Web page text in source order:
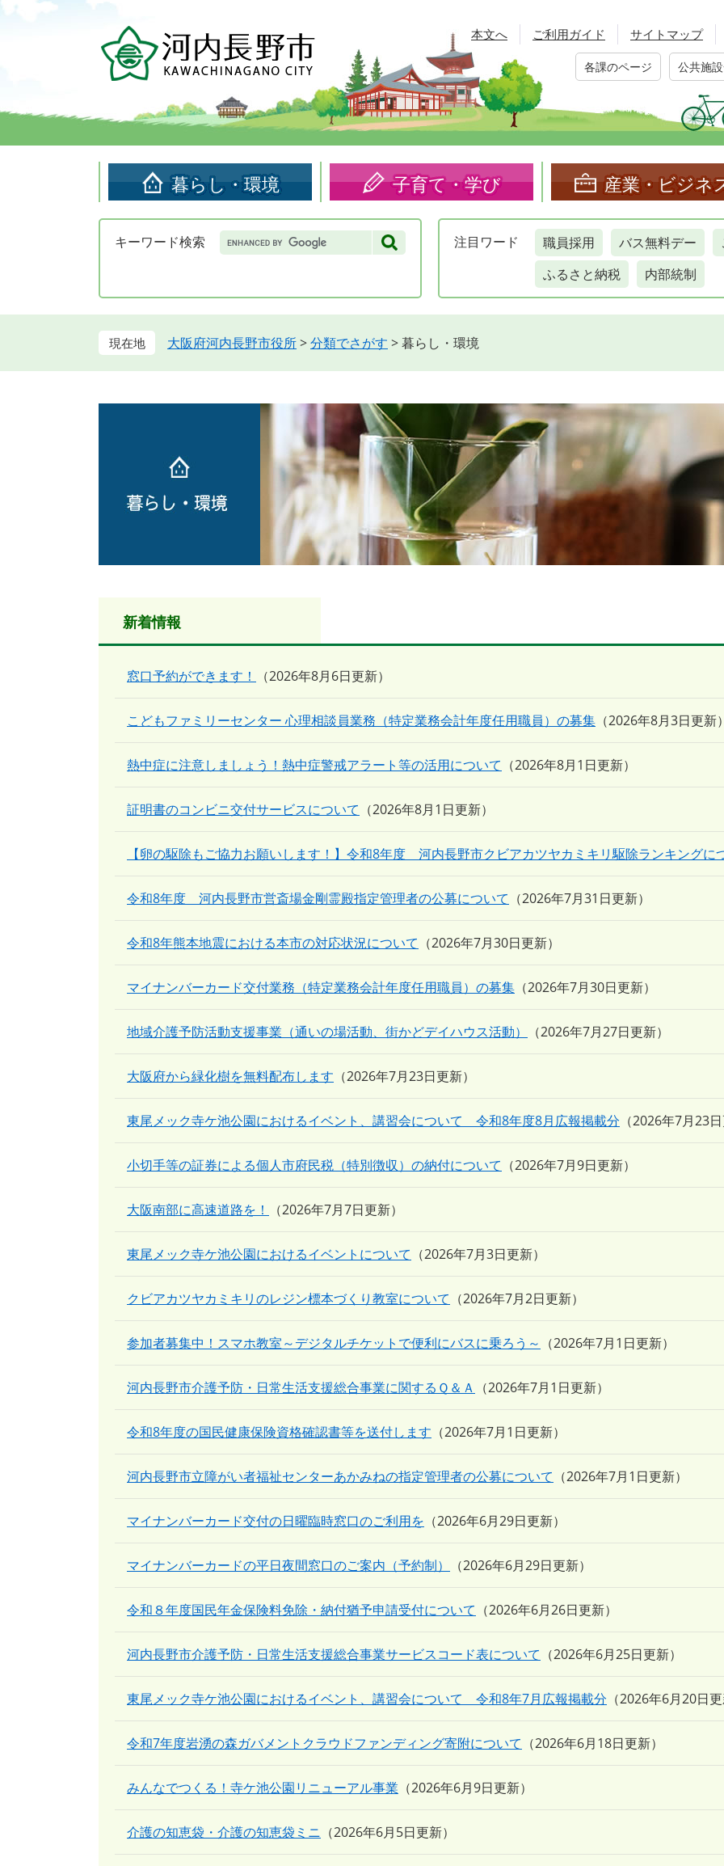
頭
す。
飛
し
本文へ ご利用ガイド サイトマップ
各課のページ 公共施
暮らし・環境 子育て・学び 産業・ビジネ
キーワード検索 Google
カ
検
注目 ワード 職員採用 バス無料デー
ふるさと納税
内部統制
大阪府河内長野市役所>分類でさがす >暮らし・環境
新着情報
窓口予約ができます！ 2026年8月6日更新
こどもファミリーセンター 心理相談員業務（特定業務会計年度任用職員）の募集 2026年8月3日更新
熱中症に注意しましょう！熱中症警戒アラート等の活用について 2026年8月1日更新
証明書のコンビニ交付サービスについて 2026年8月1日更新
【卵の駆除もご協力お願いします！】令和8年度 河内長野市クビアカツヤカミキリ駆除ランキングに
令和8年度 河内長野市営斎場金剛霊殿指定管理者の公募について 2026年7月31日更新
令和8年熊本地震における本市の対応状況について 2026年7月30日更新
マイナンバーカード交付業務（特定業務会計年度任用職員）の募集 2026年7月30日更新
地域介護予防活動支援事業（通いの場活動、街かどデイハウス活動） 2026年7月27日更新
大阪府から緑化樹を無料配布します 2026年7月23日更新
東尾メック寺ケ池公園におけるイベント、講習会について 令和8年度8月広報掲載分 2026年7月23
小切手等の証券による個人市府民税（特別徴収）の納付について 2026年7月9日更新
大阪南部に高速道路を！ 2026年7月7日更新
東尾メック寺ケ池公園におけるイベントについて 2026年7月3日更新
クビアカツヤカミキリのレジン標本づくり教室について 2026年7月2日更新
参加者募集中！スマホ教室～デジタルチケットで便利にバスに乗ろう～ 2026年7月1日更新
河内長野市介護予防・日常生活支援総合事業に関するＱ＆Ａ 2026年7月1日更新
令和8年度の国民健康保険資格確認書等を送付します 2026年7月1日更新
河内長野市立障がい者福祉センターあかみねの指定管理者の公募について 2026年7月1日更新
マイナンバーカード交付の日曜臨時窓口のご利用を 2026年6月29日更新
マイナンバーカードの平日夜間窓口のご案内（予約制） 2026年6月29日更新
令和８年度国民年金保険料免除・納付猶予申請受付について 2026年6月26日更新
河内長野市介護予防・日常生活支援総合事業サービスコード表について 2026年6月25日更新
東尾メック寺ケ池公園におけるイベント、講習会について 令和8年7月広報掲載分 2026年6月20日
令和7年度岩湧の森ガバメントクラウドファンディング寄附について 2026年6月18日更新
みんなでつくる！寺ケ池公園リニューアル事業 2026年6月9日更新
介護の知恵袋・介護の知恵袋ミニ 2026年6月5日更新